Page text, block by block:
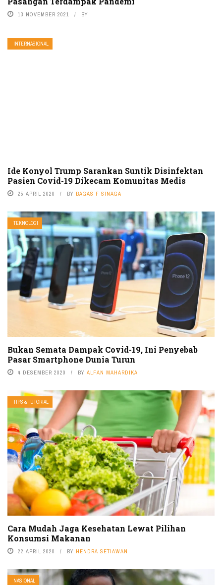
13 NOVEMBER 2021 BY
INTERNASIONAL
Ide Konyol Trump Sarankan Suntik Disinfektan
Pasien Covid-19 Dikecam Komunitas Medis
25 APRIL 2020 BY BAGAS F SINAGA
TEKNOLOGI
Bukan Semata Dampak Covid-19, Ini Penyebab
Pasar Smartphone Dunia Turun
4 DESEMBER 2020 BY ALFAN MAHARDIKA
TIPS & TUTORIAL
Cara Mudah Jaga Kesehatan Lewat Pilihan
Konsumsi Makanan
22 APRIL 2020 BY HENDRA SETIAWAN
NASIONAL